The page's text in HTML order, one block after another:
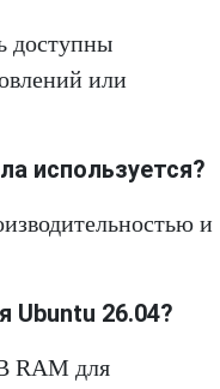
доступны
или
используется?
и
Ubuntu 26.04?
RAM для